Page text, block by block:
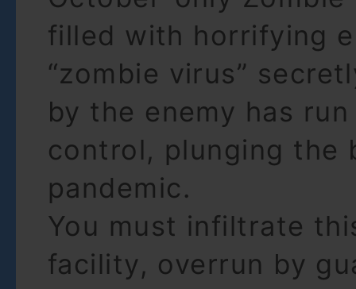
filled with horrifying
“zombie virus”
by the enemy has
control, plunging the
pandemic.
You must infiltrate
facility, overrun by